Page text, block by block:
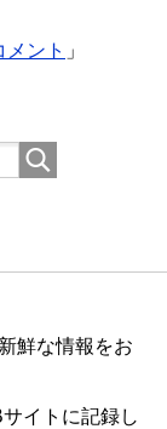
ント 」
鮮な情報をお
イトに記録し